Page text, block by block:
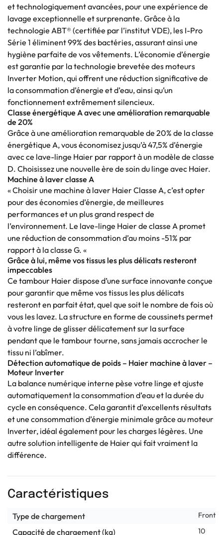
et technologiquement avancées, pour une expérience de
lavage exceptionnelle et surprenante. Grâce à la
technologie ABT® (certifiée par l’institut VDE), les I-Pro
Série 1 éliminent 99% des bactéries, assurant ainsi une
hygiène parfaite de vos vêtements. L’économie d’énergie
est garantie par la technologie brevetée des moteurs
Inverter Motion, qui offrent une réduction significative de
la consommation d’énergie et d’eau, ainsi qu’un
fonctionnement extrêmement silencieux.
Classe énergétique A avec une amélioration remarquable
de 20%
Grâce à une amélioration remarquable de 20% de la classe
énergétique A, vous économisez jusqu’à 47,5% d’énergie
avec ce lave-linge Haier par rapport à un modèle de classe
D. Choisissez une nouvelle ère de soin du linge avec Haier.
Machine à laver classe A
« Choisir une machine à laver Haier Classe A, c’est opter
pour des économies d’énergie, de meilleures
performances et un plus grand respect de
l’environnement. Le lave-linge Haier de classe A promet
une réduction de consommation d’au moins -51% par
rapport à la classe G. «
Grâce à lui, même vos tissus les plus délicats resteront
impeccables
Ce tambour Haier dispose d’une surface innovante conçue
pour garantir que même vos tissus les plus délicats
resteront en parfait état, quel que soit le nombre de fois où
vous les lavez. La structure en forme de coussinets permet
à votre linge de glisser délicatement sur la surface
pendant que le tambour tourne, sans jamais accrocher le
tissu ni l’abîmer.
Détection automatique de poids – Haier machine à laver –
Moteur Inverter
La balance numérique interne pèse votre linge et ajuste
automatiquement la consommation d’eau et la durée du
cycle en conséquence. Cela garantit d’excellents résultats
et une consommation d’énergie minimale grâce au moteur
Inverter, idéal également pour les charges légères. Une
autre solution intelligente de Haier qui fait vraiment la
différence.
Caractéristiques
Type de chargement Frontal
Capacité de chargement (kg) 10